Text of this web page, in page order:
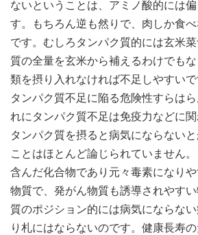
ないということは、アミノ酸的には
す。もちろん逆も然りで、肉しか食
です。むしろタンパク質的には玄米
質の全量を玄米から補えるわけでも
類を摂り入れなければ不足しやすい
タンパク質不足に陥る危険性すらは
れにタンパク質不足は免疫力などに関
タンパク質を摂ると病気にならない
ことはほとんど論じられていません
含んだ化合物であり元々毒素になり
物質で、発がん物質も誘導されやす
質のポジション的には病気にならな
り札にはならないのです。健康長寿